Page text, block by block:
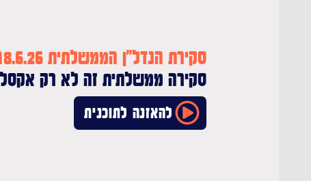
סקירת הנדל"ן הממשלתית 18.6.26
סקירה ממשלתית זה לא רק
להאזנה לתוכנית